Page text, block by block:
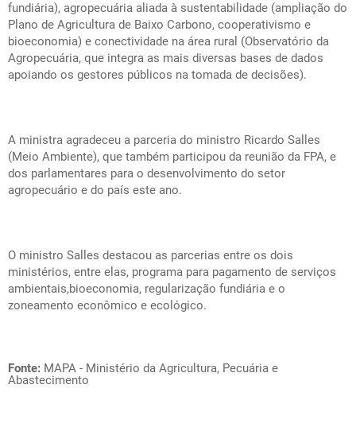
fundiária), agropecuária aliada à sustentabilidade (ampliação do
Plano de Agricultura de Baixo Carbono, cooperativismo e
bioeconomia) e conectividade na área rural (Observatório da
Agropecuária, que integra as mais diversas bases de dados
apoiando os gestores públicos na tomada de decisões).
A ministra agradeceu a parceria do ministro Ricardo Salles
(Meio Ambiente), que também participou da reunião da FPA, e
dos parlamentares para o desenvolvimento do setor
agropecuário e do país este ano.
O ministro Salles destacou as parcerias entre os dois
ministérios, entre elas, programa para pagamento de serviços
ambientais,bioeconomia, regularização fundiária e o
zoneamento econômico e ecológico.
Fonte: MAPA - Ministério da Agricultura, Pecuária e
Abastecimento